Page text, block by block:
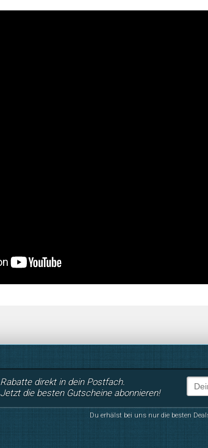
Rabatte direkt in dein Postfach.
Jetzt die besten Gutscheine abonnieren!
Du erhälst bei uns nur die besten